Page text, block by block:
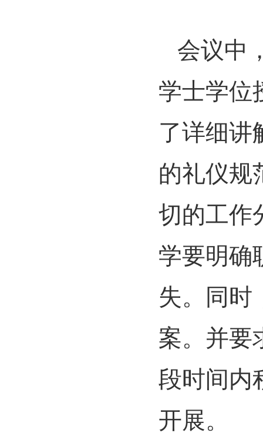
会议中
学士学位
了详细讲
的礼仪规
切的工作
学要明确
失。同时
案。并要
段时间内
开展。